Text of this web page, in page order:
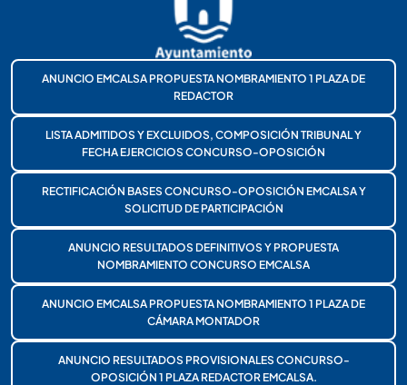
ANUNCIO EMCALSA PROPUESTA NOMBRAMIENTO 1 PLAZA DE
REDACTOR
LISTA ADMITIDOS Y EXCLUIDOS, COMPOSICIÓN TRIBUNAL Y
FECHA EJERCICIOS CONCURSO-OPOSICIÓN
RECTIFICACIÓN BASES CONCURSO-OPOSICIÓN EMCALSA Y
SOLICITUD DE PARTICIPACIÓN
ANUNCIO RESULTADOS DEFINITIVOS Y PROPUESTA
NOMBRAMIENTO CONCURSO EMCALSA
ANUNCIO EMCALSA PROPUESTA NOMBRAMIENTO 1 PLAZA DE
CÁMARA MONTADOR
ANUNCIO RESULTADOS PROVISIONALES CONCURSO-
OPOSICIÓN 1 PLAZA REDACTOR EMCALSA.